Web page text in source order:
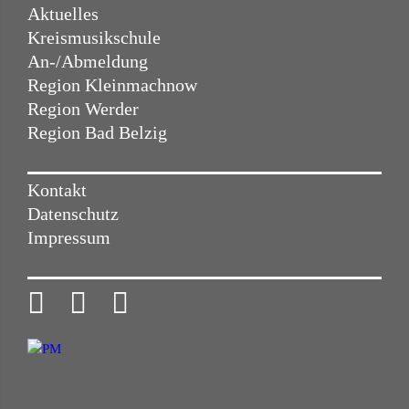
Aktuelles
Kreismusikschule
An-/Abmeldung
Region Kleinmachnow
Region Werder
Region Bad Belzig
Kontakt
Datenschutz
Impressum
  